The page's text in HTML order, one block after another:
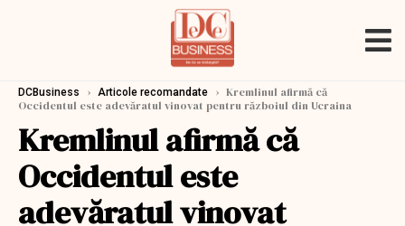
DCBusiness › Articole recomandate › Kremlinul afirmă că
Occidentul este adevăratul vinovat pentru războiul din Ucraina
Kremlinul afirmă că
Occidentul este
adevăratul vinovat